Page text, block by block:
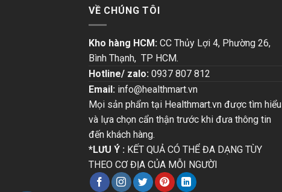
VỀ CHÚNG TÔI
Kho hàng HCM: CC Thủy Lợi 4, Phường 26,
Bình Thạnh, TP HCM.
Hotline/ zalo: 0937 807 812
Email: info@healthmart.vn
Mọi sản phẩm tại Healthmart.vn được tìm hiểu
và lựa chọn cẩn thận trước khi đưa thông tin
đến khách hàng.
*LƯU Ý : KẾT QUẢ CÓ THỂ ĐA DẠNG TÙY
THEO CƠ ĐỊA CỦA MỖI NGƯỜI